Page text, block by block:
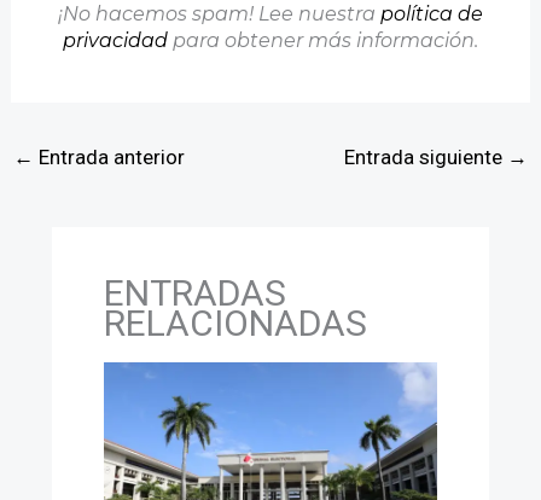
¡No hacemos spam! Lee nuestra política de
privacidad para obtener más información.
← Entrada anterior Entrada siguiente →
ENTRADAS
RELACIONADAS